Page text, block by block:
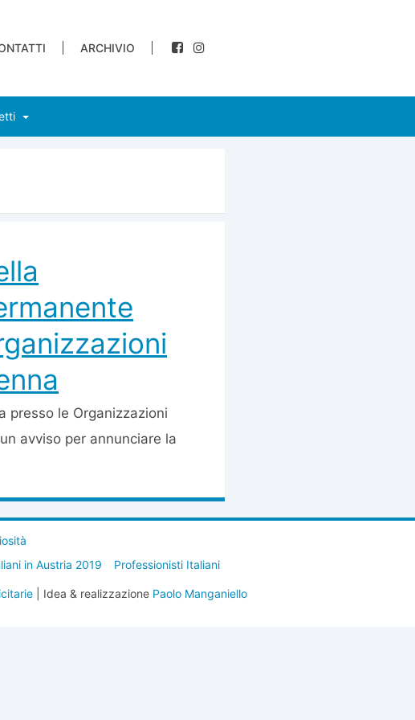
ARCHIVIO
presso le Organizzazioni
avviso per annunciare la
in Austria 2019 Professionisti Italiani
| Idea & realizzazione Paolo Manganiello